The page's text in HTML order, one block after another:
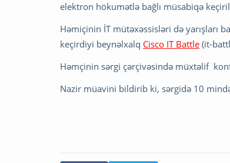
elektron hökumətlə bağlı müsabiqə
Həmiçinin İT mütəxəssisləri də yarışları
keçirdiyi beynəlxalq Cisco IT Battle (it-
Həmçinin sərgi çərçivəsində müxtəlif
Nazir müavini bildirib ki, sərgidə 10